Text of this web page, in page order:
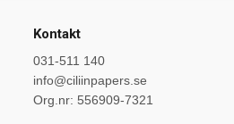
Kontakt
031-511 140
info@ciliinpapers.se
Org.nr: 556909-7321